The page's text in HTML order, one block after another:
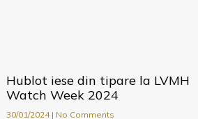
Hublot iese din tipare la LVMH
Watch Week 2024
30/01/2024 No Comments